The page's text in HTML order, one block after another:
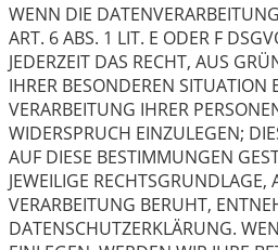
WENN DIE
ART. 6 ABS. 1 LIT. E ODER F
JEDERZEIT DAS RECHT, AUS
IHRER BESONDEREN SITUATION
VERARBEITUNG IHRER
WIDERSPRUCH EINZULEGEN;
AUF DIESE BESTIMMUNGEN
JEWEILIGE RECHTSGRUNDLAGE,
VERARBEITUNG BERUHT,
DATENSCHUTZERKLÄRUNG.